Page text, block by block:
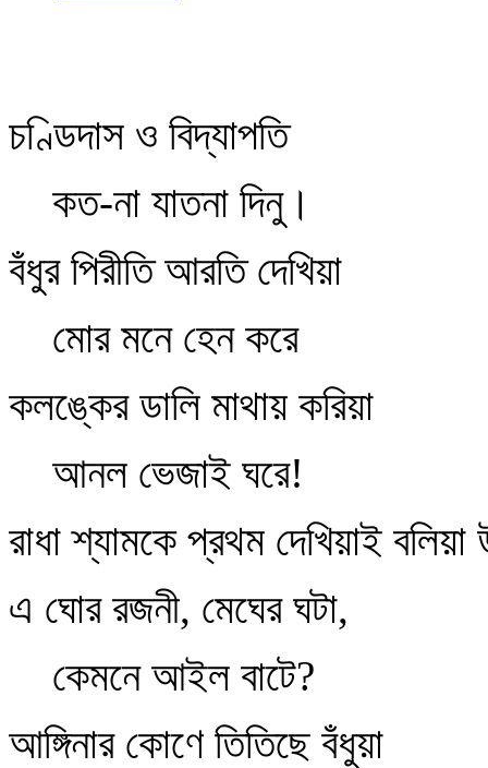
চণ্ডিদাস ও বিদ্যাপতি
কত-না যাতনা দিনু।
বঁধুর পিরীতি আরতি দেখিয়া
মোর মনে হেন করে
কলঙ্কের ডালি মাথায় করিয়া
আনল ভেজাই ঘরে!
রাধা শ্যামকে প্রথম দেখিয়াই
এ ঘোর রজনী, মেঘের ঘটা,
কেমনে আইল বাটে?
আঙ্গিনার কোণে তিতিছে বঁধুয়া